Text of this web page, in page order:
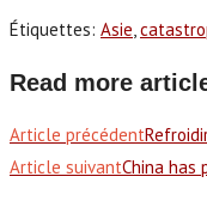
Étiquettes: Asie,
Read more
Article précédent
Article suivantChina has